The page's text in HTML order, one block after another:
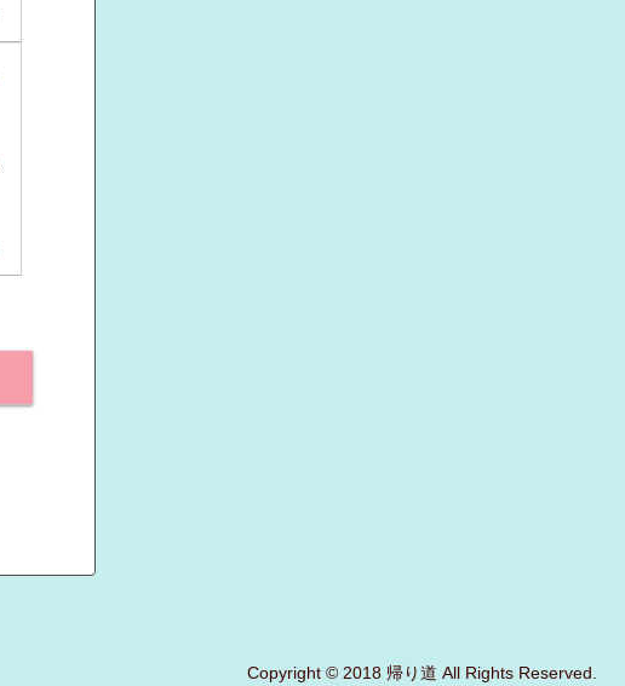
Copyright © 2018 帰り道 All Rights Reserved.